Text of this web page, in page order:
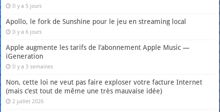
Il y a 5 jours
Apollo, le fork de Sunshine pour le jeu en streaming local
Il y a 6 jours
Apple augmente les tarifs de l’abonnement Apple Music —
iGeneration
Il y a 3 semaines
Non, cette loi ne veut pas faire exploser votre facture Internet
(mais c’est tout de même une très mauvaise idée)
2 juillet 2026